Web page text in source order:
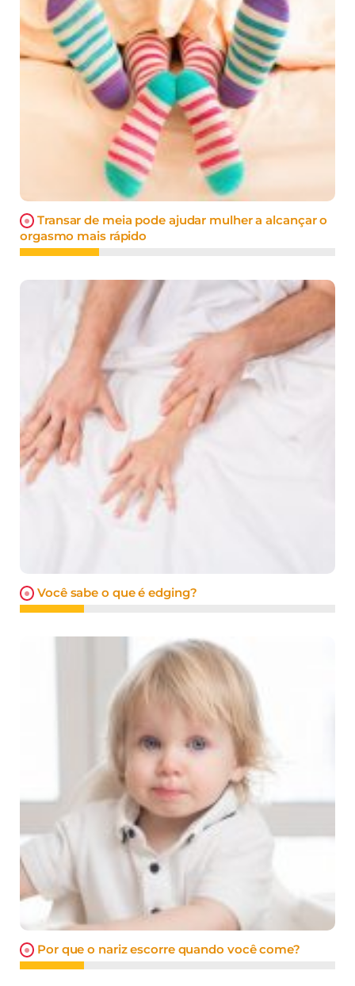
Transar de meia pode ajudar mulher a alcançar o
orgasmo mais rápido
Você sabe o que é edging?
Por que o nariz escorre quando você come?